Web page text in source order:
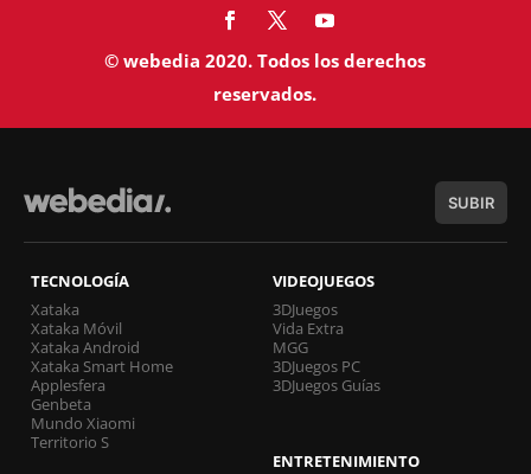
© webedia 2020. Todos los derechos
reservados.
SUBIR
TECNOLOGÍA
Xataka
Xataka Móvil
Xataka Android
Xataka Smart Home
Applesfera
Genbeta
Mundo Xiaomi
Territorio S
VIDEOJUEGOS
3DJuegos
Vida Extra
MGG
3DJuegos PC
3DJuegos Guías
ENTRETENIMIENTO